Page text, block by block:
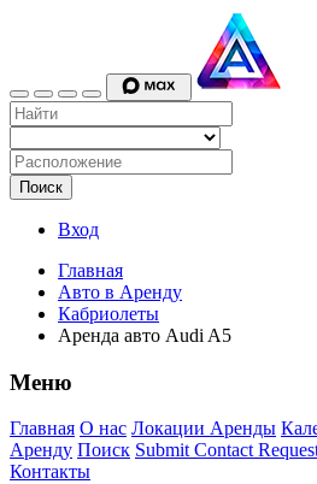
Поиск
Вход
Главная
Авто в Аренду
Кабриолеты
Аренда авто Audi A5
Меню
Главная О нас Локации Аренды
Аренду Поиск Submit Contact
Контакты